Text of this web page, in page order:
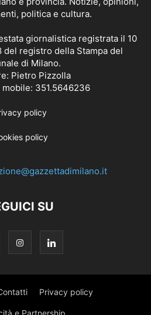
politica e cultura.
giornalistica registrata il 10
del registro della Stampa del
di Milano.
Pietro Pizzolla
mobile: 351.5646236
policy
policy
SU
Privacy policy
e Partnership